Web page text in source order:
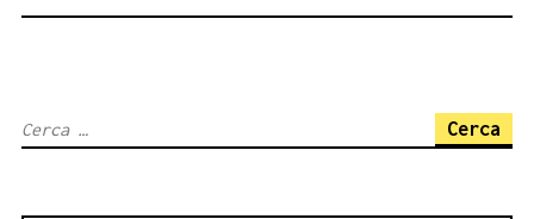
Ricerca